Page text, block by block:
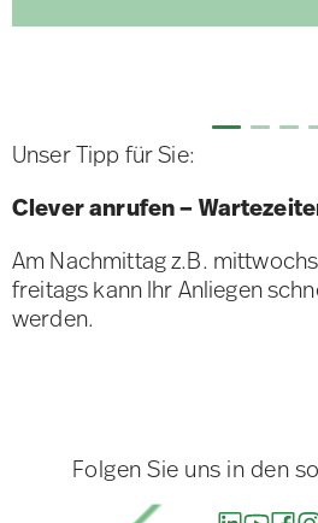
Unser Tipp für Sie:
Clever anrufen –
Am Nachmittag z.B.
freitags kann Ihr Anliegen
werden.
Folgen Sie uns in den